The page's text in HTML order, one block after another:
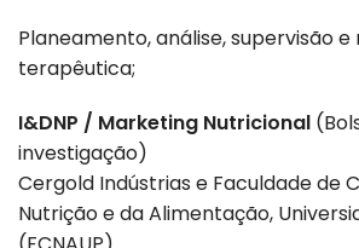
Planeamento, análise, supervisão
terapêutica;
I&DNP / Marketing Nutricional
investigação)
Cergold Indústrias e Faculdade de
Nutrição e da Alimentação,